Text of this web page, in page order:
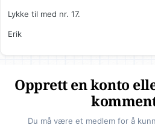
Lykke til med nr. 17.
Erik
Opprett en konto
Du må være et medlem for å